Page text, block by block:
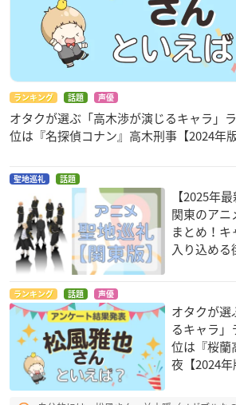
ランキング 話題 声優
オタクが選ぶ「高木渉が演じるキャラ」
位は『名探偵コナン』高木刑事【2024年版
聖地巡礼 話題
【2025年
関東のアニ
まとめ！
入り込める
ランキング 話題 声優
オタクが選
るキャラ」
位は『桜蘭
夜【2024年